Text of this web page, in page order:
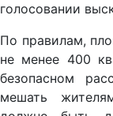
голосовании
По правилам,
не менее 400
безопасном
мешать